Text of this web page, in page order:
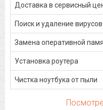
Доставка в сервисный
Поиск и удаление вирусов
Замена оперативной
Установка роутера
Чистка ноутбука от пыли